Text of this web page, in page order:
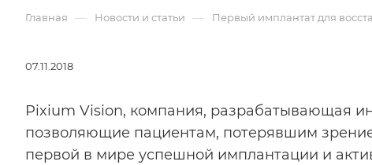
Главная — Новости и статьи — Первый имплантат для
07.11.2018
Pixium Vision, компания, разрабатывающая
позволяющие пациентам, потерявшим
первой в мире успешной имплантации и